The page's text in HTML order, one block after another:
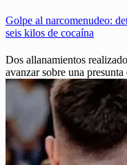
Golpe al narcomenudeo:
seis kilos de cocaína
Dos allanamientos
avanzar sobre una